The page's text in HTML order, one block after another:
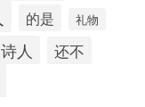
的是 礼物
诗人 还不